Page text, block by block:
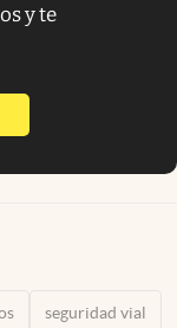
y te
en nueva pestaña
seguridad vial